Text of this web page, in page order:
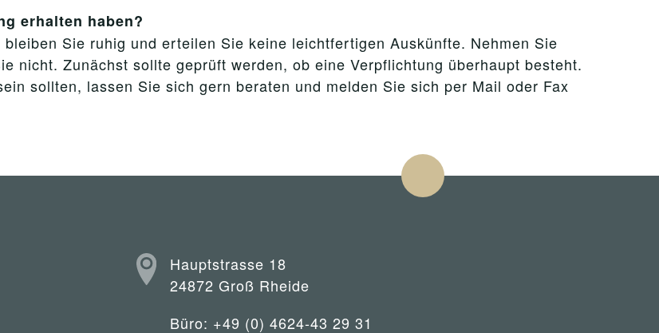
erhalten haben?
Sie ruhig und erteilen Sie keine leichtfertigen Auskünfte. Nehmen Sie
nicht. Zunächst sollte geprüft werden, ob eine Verpflichtung überhaupt besteht.
sollten, lassen Sie sich gern beraten und melden Sie sich per Mail oder Fax
Hauptstrasse 18
24872 Groß Rheide
Büro: +49 (0) 4624-43 29 31